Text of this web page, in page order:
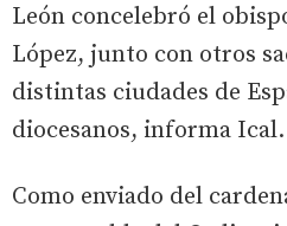
León concelebró el
López, junto con otros
distintas ciudades de
diocesanos, informa Ical.
Como enviado del